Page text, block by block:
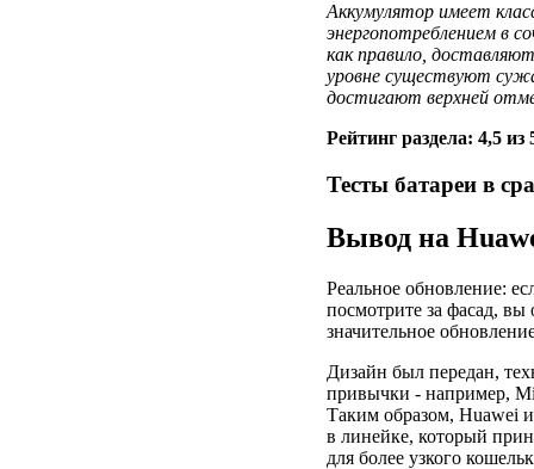
Аккумулятор имеет
энергопотреблением в
как правило,
уровне существуют
достигают верхней
Рейтинг раздела: 4,5 из
Тесты батареи в
Вывод на
Реальное обновление:
посмотрите за фасад,
значительное
Дизайн был передан,
привычки - например,
Таким образом, Huawei
в линейке, который
для более узкого